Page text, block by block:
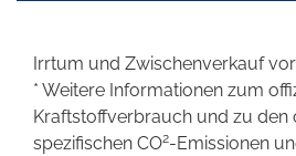
Irrtum und Zwischenverkauf
* Weitere Informationen zum
Kraftstoffverbrauch und zu den
spezifischen CO2-Emissionen